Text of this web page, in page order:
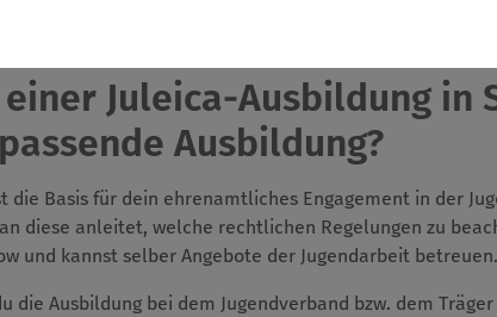
Juleica-Ausbildung in
Ausbildung?
die Basis für dein ehrenamtliches Engagement in der
diese anleitet, welche rechtlichen Regelungen zu
und kannst selber Angebote der Jugendarbeit betreuen.
die Ausbildung bei dem Jugendverband bzw. dem